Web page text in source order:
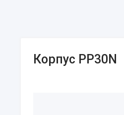
Корпус PP30N